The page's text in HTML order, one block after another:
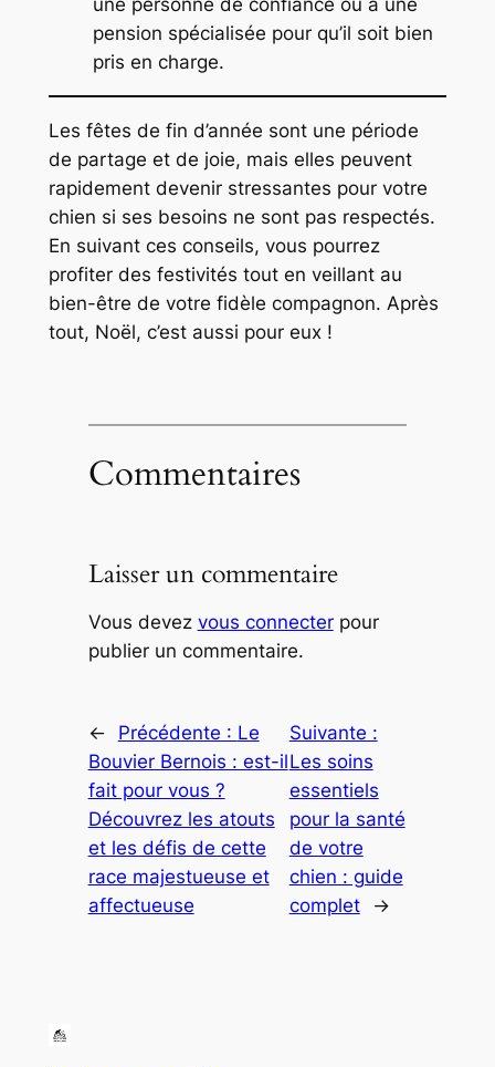
une personne de confiance ou à une
pension spécialisée pour qu’il soit bien
pris en charge.
Les fêtes de fin d’année sont une période
de partage et de joie, mais elles peuvent
rapidement devenir stressantes pour votre
chien si ses besoins ne sont pas respectés.
En suivant ces conseils, vous pourrez
profiter des festivités tout en veillant au
bien-être de votre fidèle compagnon. Après
tout, Noël, c’est aussi pour eux !
Commentaires
Laisser un commentaire
Vous devez vous connecterpour
publier un commentaire.
← Précédente : Le
Bouvier Bernois : est-il
fait pour vous ?
Découvrez les atouts
et les défis de cette
race majestueuse et
affectueuse
Suivante :
Les soins
essentiels
pour la santé
de votre
chien : guide
complet
→